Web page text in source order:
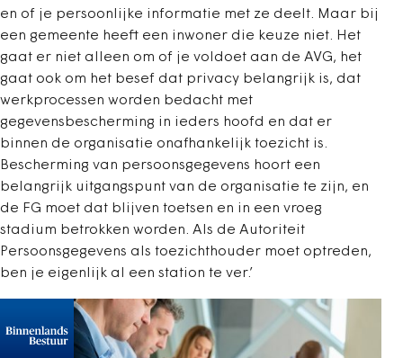
en of je persoonlijke informatie met ze deelt. Maar bij
een gemeente heeft een inwoner die keuze niet. Het
gaat er niet alleen om of je voldoet aan de AVG, het
gaat ook om het besef dat privacy belangrijk is, dat
werkprocessen worden bedacht met
gegevensbescherming in ieders hoofd en dat er
binnen de organisatie onafhankelijk toezicht is.
Bescherming van persoonsgegevens hoort een
belangrijk uitgangspunt van de organisatie te zijn, en
de FG moet dat blijven toetsen en in een vroeg
stadium betrokken worden. Als de Autoriteit
Persoonsgegevens als toezichthouder moet optreden,
ben je eigenlijk al een station te ver.’